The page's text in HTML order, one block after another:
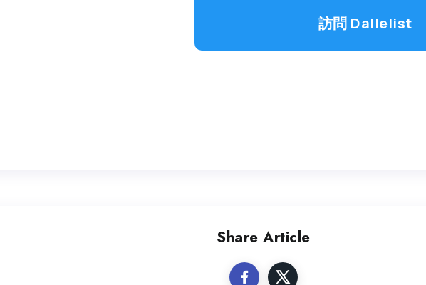
訪問 Dallelist
Share Article